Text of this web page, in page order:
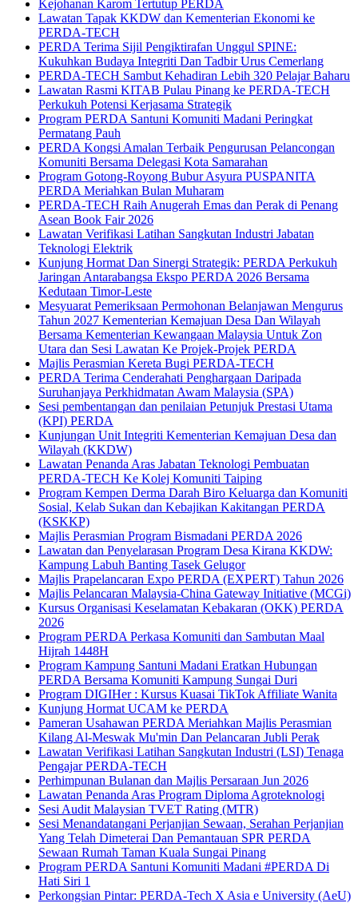
Kejohanan Karom Tertutup PERDA
Lawatan Tapak KKDW dan Kementerian Ekonomi ke
PERDA-TECH
PERDA Terima Sijil Pengiktirafan Unggul SPINE:
Kukuhkan Budaya Integriti Dan Tadbir Urus Cemerlang
PERDA-TECH Sambut Kehadiran Lebih 320 Pelajar Baharu
Lawatan Rasmi KITAB Pulau Pinang ke PERDA-TECH
Perkukuh Potensi Kerjasama Strategik
Program PERDA Santuni Komuniti Madani Peringkat
Permatang Pauh
PERDA Kongsi Amalan Terbaik Pengurusan Pelancongan
Komuniti Bersama Delegasi Kota Samarahan
Program Gotong-Royong Bubur Asyura PUSPANITA
PERDA Meriahkan Bulan Muharam
PERDA-TECH Raih Anugerah Emas dan Perak di Penang
Asean Book Fair 2026
Lawatan Verifikasi Latihan Sangkutan Industri Jabatan
Teknologi Elektrik
Kunjung Hormat Dan Sinergi Strategik: PERDA Perkukuh
Jaringan Antarabangsa Ekspo PERDA 2026 Bersama
Kedutaan Timor-Leste
Mesyuarat Pemeriksaan Permohonan Belanjawan Mengurus
Tahun 2027 Kementerian Kemajuan Desa Dan Wilayah
Bersama Kementerian Kewangaan Malaysia Untuk Zon
Utara dan Sesi Lawatan Ke Projek-Projek PERDA
Majlis Perasmian Kereta Bugi PERDA-TECH
PERDA Terima Cenderahati Penghargaan Daripada
Suruhanjaya Perkhidmatan Awam Malaysia (SPA)
Sesi pembentangan dan penilaian Petunjuk Prestasi Utama
(KPI) PERDA
Kunjungan Unit Integriti Kementerian Kemajuan Desa dan
Wilayah (KKDW)
Lawatan Penanda Aras Jabatan Teknologi Pembuatan
PERDA-TECH Ke Kolej Komuniti Taiping
Program Kempen Derma Darah Biro Keluarga dan Komuniti
Sosial, Kelab Sukan dan Kebajikan Kakitangan PERDA
(KSKKP)
Majlis Perasmian Program Bismadani PERDA 2026
Lawatan dan Penyelarasan Program Desa Kirana KKDW:
Kampung Labuh Banting Tasek Gelugor
Majlis Prapelancaran Expo PERDA (EXPERT) Tahun 2026
Majlis Pelancaran Malaysia-China Gateway Initiative (MCGi)
Kursus Organisasi Keselamatan Kebakaran (OKK) PERDA
2026
Program PERDA Perkasa Komuniti dan Sambutan Maal
Hijrah 1448H
Program Kampung Santuni Madani Eratkan Hubungan
PERDA Bersama Komuniti Kampung Sungai Duri
Program DIGIHer : Kursus Kuasai TikTok Affiliate Wanita
Kunjung Hormat UCAM ke PERDA
Pameran Usahawan PERDA Meriahkan Majlis Perasmian
Kilang Al-Meswak Mu'min Dan Pelancaran Jubli Perak
Lawatan Verifikasi Latihan Sangkutan Industri (LSI) Tenaga
Pengajar PERDA-TECH
Perhimpunan Bulanan dan Majlis Persaraan Jun 2026
Lawatan Penanda Aras Program Diploma Agroteknologi
Sesi Audit Malaysian TVET Rating (MTR)
Sesi Menandatangani Perjanjian Sewaan, Serahan Perjanjian
Yang Telah Dimeterai Dan Pemantauan SPR PERDA
Sewaan Rumah Taman Kuala Sungai Pinang
Program PERDA Santuni Komuniti Madani #PERDA Di
Hati Siri 1
Perkongsian Pintar: PERDA-Tech X Asia e University (AeU)